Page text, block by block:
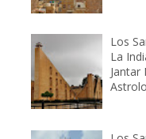
Los
La
Jantar